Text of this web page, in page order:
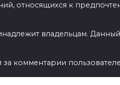
относящихся к
владельцам.
за комментарии